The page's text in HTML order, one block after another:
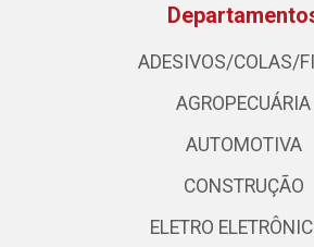
ADESIVOS/COLAS/
AGROPECUÁRIA
AUTOMOTIVA
CONSTRUÇÃO
ELETRO